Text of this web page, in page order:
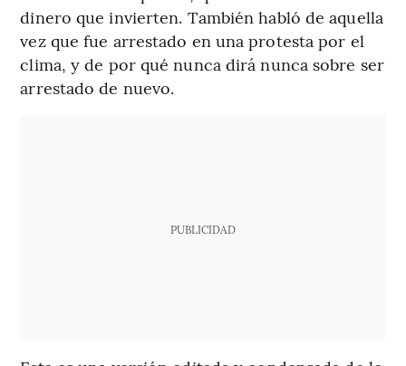
dinero que invierten. También habló de aquella
vez que fue arrestado en una protesta por el
clima, y de por qué nunca dirá nunca sobre ser
arrestado de nuevo.
PUBLICIDAD